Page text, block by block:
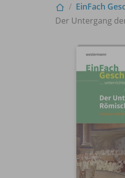
EinFach
Der Untergang